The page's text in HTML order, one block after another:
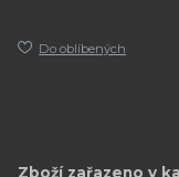
Do oblíbených
Zboží zařazeno v